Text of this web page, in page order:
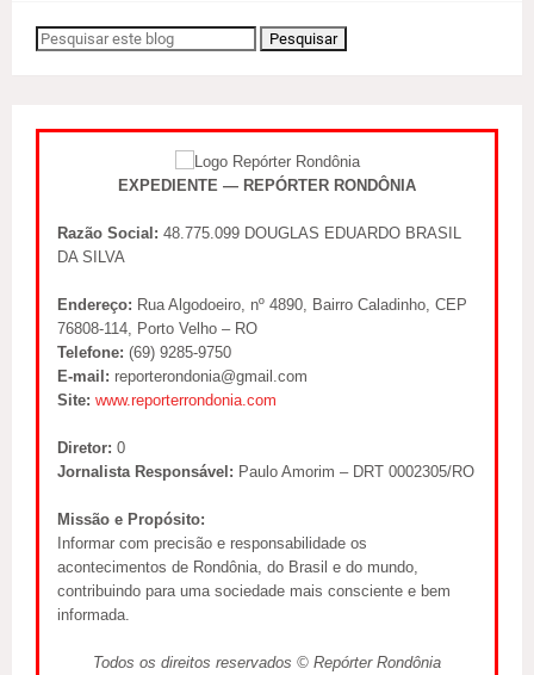
EXPEDIENTE — REPÓRTER RONDÔNIA
Razão Social: 48.775.099 DOUGLAS EDUARDO BRASIL
DA SILVA
Endereço: Rua Algodoeiro, nº 4890, Bairro Caladinho, CEP
76808-114, Porto Velho – RO
Telefone: (69) 9285-9750
E-mail: reporterondonia@gmail.com
Site: www.reporterrondonia.com
Diretor: 0
Jornalista Responsável: Paulo Amorim – DRT 0002305/RO
Missão e Propósito:
Informar com precisão e responsabilidade os
acontecimentos de Rondônia, do Brasil e do mundo,
contribuindo para uma sociedade mais consciente e bem
informada.
Todos os direitos reservados © Repórter Rondônia